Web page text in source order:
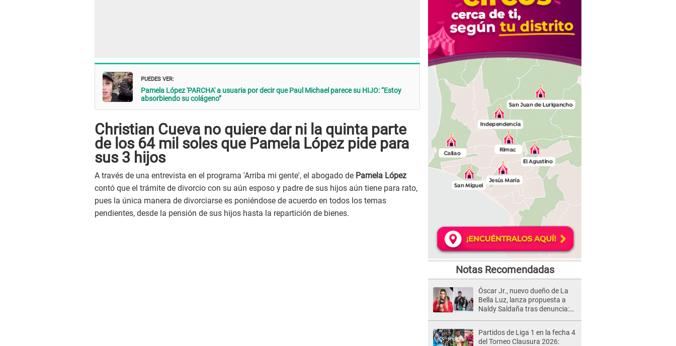
PUEDES VER:
Pamela López 'PARCHA' a usuaria por decir que Paul Michael parece su HIJO: “Estoy
absorbiendo su colágeno”
Christian Cueva no quiere dar ni la quinta parte
de los 64 mil soles que Pamela López pide para
sus 3 hijos
A través de una entrevista en el programa 'Arriba mi gente', el abogado de Pamela López
contó que el trámite de divorcio con su aún esposo y padre de sus hijos aún tiene para rato,
pues la única manera de divorciarse es poniéndose de acuerdo en todos los temas
pendientes, desde la pensión de sus hijos hasta la repartición de bienes.
Notas Recomendadas
Óscar Jr., nuevo dueño de La
Bella Luz, lanza propuesta a
Naldy Saldaña tras denuncia:
Partidos de Liga 1 en la fecha 4
del Torneo Clausura 2026: